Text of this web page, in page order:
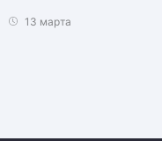
13 марта